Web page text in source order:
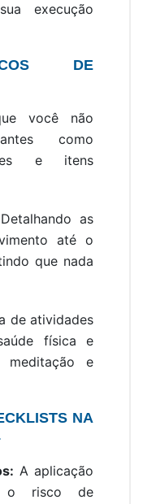
execução
DE
você não
como
e itens
Detalhando as
até o
que nada
de atividades
física e
meditação e
NA
A aplicação
o risco de